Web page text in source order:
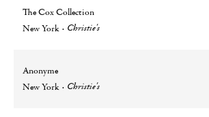
The Cox Collection
Ville
New York
Lieu Christie's
Anonyme
Ville
New York
Lieu Christie's